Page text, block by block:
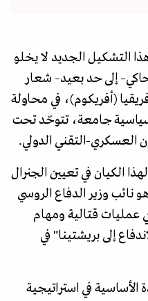
التشكيل الجديد لا يخلو
إلى حد بعيد– شعار
(أفريكوم)، في محاولة
جامعة، تتوحّد تحت
التقني الدولي.
الكيان في تعيين الجنرال
نائب وزير الدفاع الروسي
قتالية ومهام
إلى بريشتينا" في
في استراتيجية